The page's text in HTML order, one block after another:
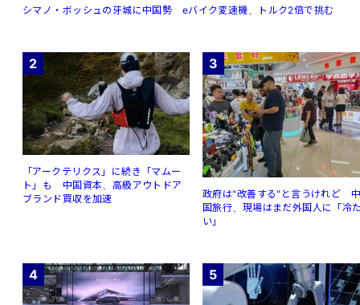
シマノ・ボッシュの牙城に中国勢 eバイク変速機、トルク2倍で挑む
2
「アークテリクス」に続き「マムー
ト」も 中国資本、高級アウトドア
ブランド買収を加速
3
政府は"改善する"と言うけれど
国旅行、現場はまだ外国人に「冷
い」
4 5